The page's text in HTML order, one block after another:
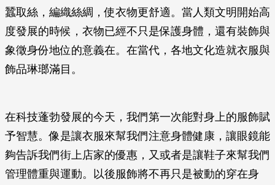
蠶取絲，編織絲綢，使衣物更舒適。當人類文明開始高
度發展的時候，衣物已經不只是保護身體，還有裝飾與
象徵身份地位的意義在。在當代，各地文化造就衣服與
飾品琳瑯滿目。
在科技蓬勃發展的今天，我們第一次能對身上的服飾賦
予智慧。像是讓衣服來幫我們注意身體健康，讓眼鏡能
夠告訴我們街上店家的優惠，又或者是讓鞋子來幫我們
管理體重與運動。以後服飾將不再只是被動的穿在身